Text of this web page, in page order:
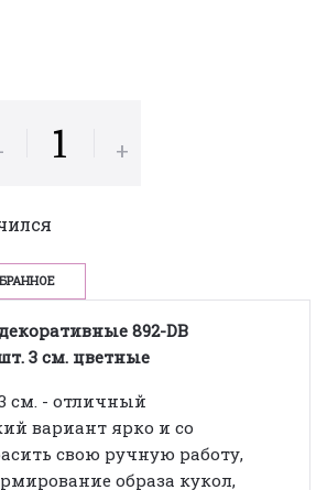
+
892-DB
3 см. цветные
см. - отличный
вариант ярко и со
свою ручную работу,
образа кукол,